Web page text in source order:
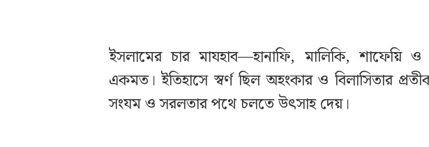
ইসলামের চার মাযহাব—হানাফি, মালিকি, শাফেয়ি ও
একমত। ইতিহাসে স্বর্ণ ছিল অহংকার ও বিলাসিতার
সংযম ও সরলতার পথে চলতে উৎসাহ দেয়।